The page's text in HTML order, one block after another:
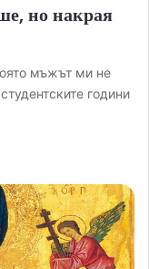
но накрая
мъжът ми не
години